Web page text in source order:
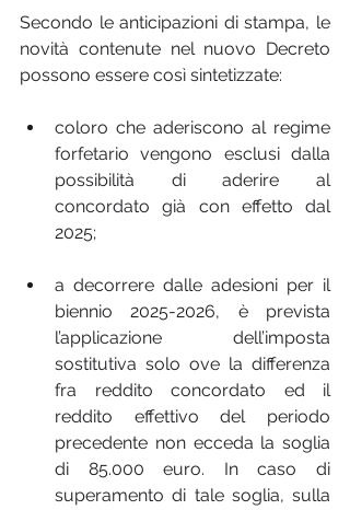
Secondo le anticipazioni di stampa, le
novità contenute nel nuovo Decreto
possono essere così sintetizzate:
coloro che aderiscono al regime
forfetario vengono esclusi dalla
possibilità di aderire al
concordato già con effetto dal
2025;
a decorrere dalle adesioni per il
biennio 2025-2026, è prevista
l’applicazione dell’imposta
sostitutiva solo ove la differenza
fra reddito concordato ed il
reddito effettivo del periodo
precedente non ecceda la soglia
di 85.000 euro. In caso di
superamento di tale soglia, sulla